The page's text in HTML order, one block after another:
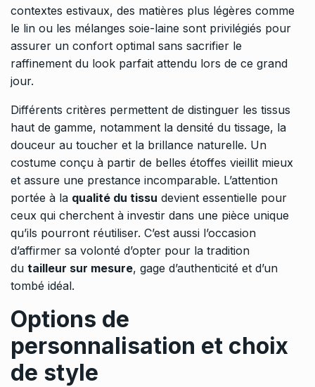
contextes estivaux, des matières plus légères comme
le lin ou les mélanges soie-laine sont privilégiés pour
assurer un confort optimal sans sacrifier le
raffinement du look parfait attendu lors de ce grand
jour.
Différents critères permettent de distinguer les tissus
haut de gamme, notamment la densité du tissage, la
douceur au toucher et la brillance naturelle. Un
costume conçu à partir de belles étoffes vieillit mieux
et assure une prestance incomparable. L’attention
portée à la qualité du tissu devient essentielle pour
ceux qui cherchent à investir dans une pièce unique
qu’ils pourront réutiliser. C’est aussi l’occasion
d’affirmer sa volonté d’opter pour la tradition
du tailleur sur mesure, gage d’authenticité et d’un
tombé idéal.
Options de
personnalisation et choix
de style